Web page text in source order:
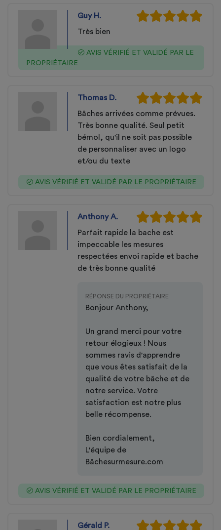
Guy H.
Très bien
AVIS VÉRIFIÉ ET VALIDÉ PAR LE
PROPRIÉTAIRE
Thomas D.
Bâches arrivées comme prévues.
Très bonne qualité. Seul petit
bémol, qu'il ne soit pas possible
de personnaliser avec un logo
et/ou du texte
AVIS VÉRIFIÉ ET VALIDÉ PAR LE PROPRIÉTAIRE
Anthony A.
Parfait rapide la bache est
impeccable les mesures
respectées envoi rapide et bache
de très bonne qualité
RÉPONSE DU PROPRIÉTAIRE
Bonjour Anthony,
Un grand merci pour votre
retour élogieux ! Nous
sommes ravis d'apprendre
que vous êtes satisfait de la
qualité de votre bâche et de
notre service. Votre
satisfaction est notre plus
belle récompense.
Bien cordialement,
L'équipe de
Bâchesurmesure.com
AVIS VÉRIFIÉ ET VALIDÉ PAR LE PROPRIÉTAIRE
Gérald P.